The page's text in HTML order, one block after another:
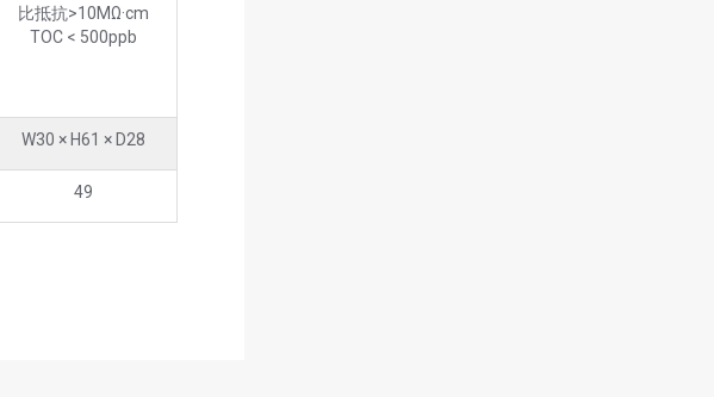
比抵抗>10MΩ·cm
TOC < 500ppb
W30 × H61 × D28
49